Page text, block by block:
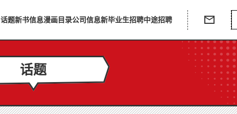
话题新书信息漫画目录公司信息新毕业生招聘中途招聘
话题